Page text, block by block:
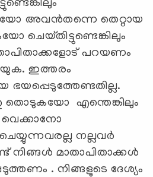
അവൻതന്നെ തെറ്റായ
ചെയ്‌തിട്ടുണ്ടെങ്കിലും​
പറയണം
ഇത്തരം
ഭയപ്പെടുത്തേണ്ടതില്ല.
തൊടുകയോ എന്തെങ്കിലും
വെക്കാനോ
നല്ലവർ
മാതാപിതാക്കൾ
. നിങ്ങളുടെ ദേശ്യം